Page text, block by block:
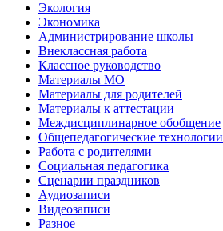
Экология
Экономика
Администрирование школы
Внеклассная работа
Классное руководство
Материалы МО
Материалы для родителей
Материалы к аттестации
Междисциплинарное обобщение
Общепедагогические технологии
Работа с родителями
Социальная педагогика
Сценарии праздников
Аудиозаписи
Видеозаписи
Разное